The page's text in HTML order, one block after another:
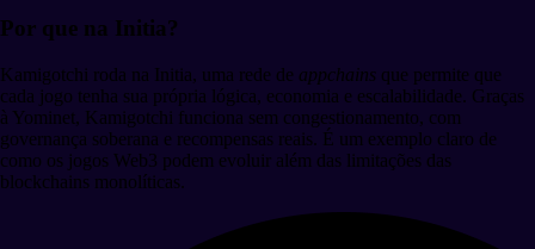
Por que na Initia?
Kamigotchi roda na Initia, uma rede de appchains que permite que
cada jogo tenha sua própria lógica, economia e escalabilidade. Graças
à Yominet, Kamigotchi funciona sem congestionamento, com
governança soberana e recompensas reais. É um exemplo claro de
como os jogos Web3 podem evoluir além das limitações das
blockchains monolíticas.